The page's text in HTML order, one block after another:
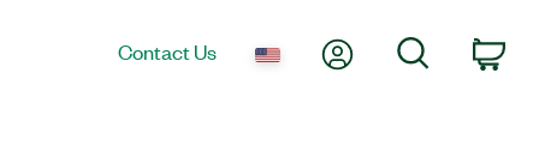
Contact Us My AccountSearch